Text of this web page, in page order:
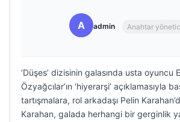
A admin Anahtar
‘Düşes’ dizisinin galasında usta oyuncu
Özyağcılar’ın ‘hiyerarşi’ açıklamasıyla
tartışmalara, rol arkadaşı Pelin
Karahan, galada herhangi bir gerginlik